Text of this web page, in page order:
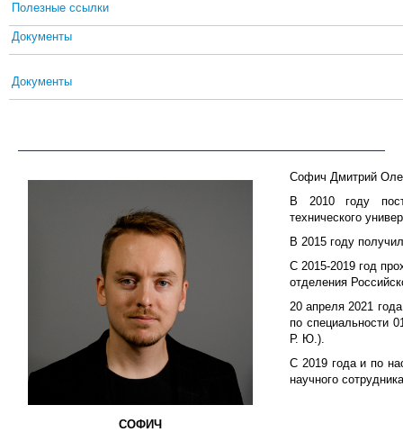
Полезные ссылки
Документы
Документы
СОФИЧ
Софич Дмитрий
В 2010 году
технического
В 2015 году
С 2015-2019 год
отделения
20 апреля 2021
по специальности
Р. Ю.).
С 2019 года и по
научного